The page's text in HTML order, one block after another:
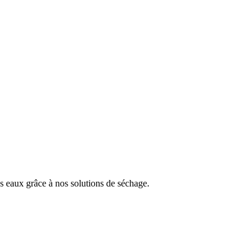
grâce à nos solutions de séchage.